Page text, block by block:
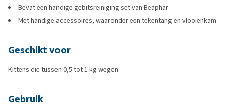
Bevat een handige gebitsreiniging set van Beaphar
Met handige accessoires, waaronder een tekentang en vlooienkam
Geschikt voor
Kittens die tussen 0,5 tot 1 kg wegen
Gebruik